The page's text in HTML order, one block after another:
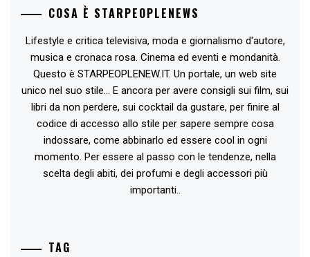
COSA È STARPEOPLENEWS
Lifestyle e critica televisiva, moda e giornalismo d'autore,
musica e cronaca rosa. Cinema ed eventi e mondanità.
Questo è STARPEOPLENEW.IT. Un portale, un web site
unico nel suo stile... E ancora per avere consigli sui film, sui
libri da non perdere, sui cocktail da gustare, per finire al
codice di accesso allo stile per sapere sempre cosa
indossare, come abbinarlo ed essere cool in ogni
momento. Per essere al passo con le tendenze, nella
scelta degli abiti, dei profumi e degli accessori più
importanti..
TAG